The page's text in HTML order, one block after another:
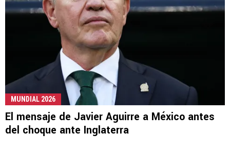
MUNDIAL 2026
El mensaje de Javier Aguirre a México antes
del choque ante Inglaterra